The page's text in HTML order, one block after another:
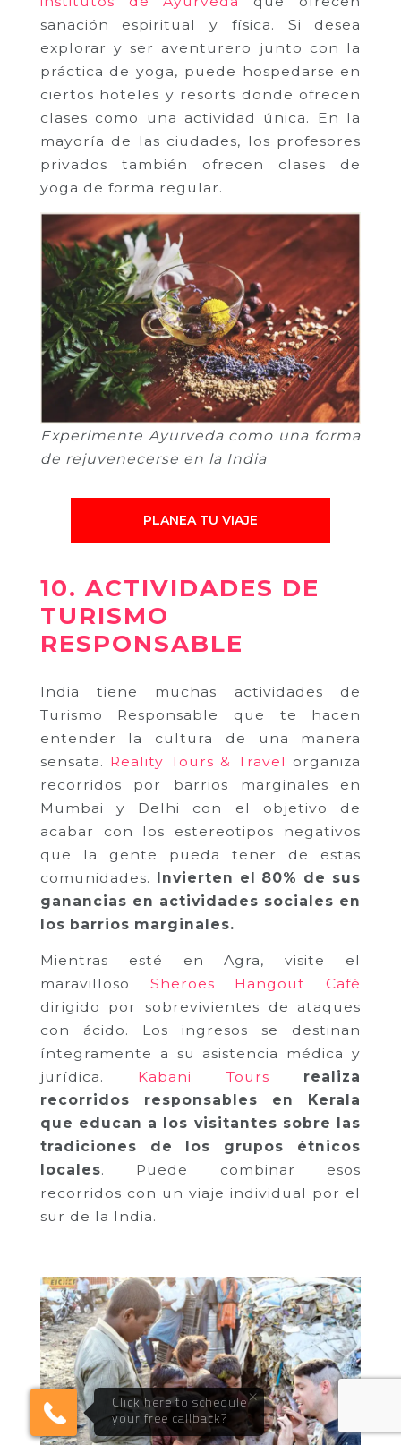
sanación espiritual y física. Si desea
explorar y ser aventurero junto con la
práctica de yoga, puede hospedarse en
ciertos hoteles y resorts donde ofrecen
clases como una actividad única. En la
mayoría de las ciudades, los profesores
privados también ofrecen clases de
yoga de forma regular.
Experimente Ayurveda como una forma
de rejuvenecerse en la India
PLANEA TU VIAJE
10. ACTIVIDADES DE
TURISMO
RESPONSABLE
India tiene muchas actividades de
Turismo Responsable que te hacen
entender la cultura de una manera
sensata. Reality Tours & Travel organiza
recorridos por barrios marginales en
Mumbai y Delhi con el objetivo de
acabar con los estereotipos negativos
que la gente pueda tener de estas
comunidades. Invierten el 80% de sus
ganancias en actividades sociales en
los barrios marginales.
Mientras esté en Agra, visite el
maravilloso Sheroes Hangout Café
dirigido por sobrevivientes de ataques
con ácido. Los ingresos se destinan
íntegramente a su asistencia médica y
jurídica. Kabani Tours
realiza
recorridos responsables en Kerala
que educan a los visitantes sobre las
tradiciones de los grupos étnicos
locales. Puede combinar esos
recorridos con un viaje individual por el
sur de la India.
×
Click here to schedule
your free callback?